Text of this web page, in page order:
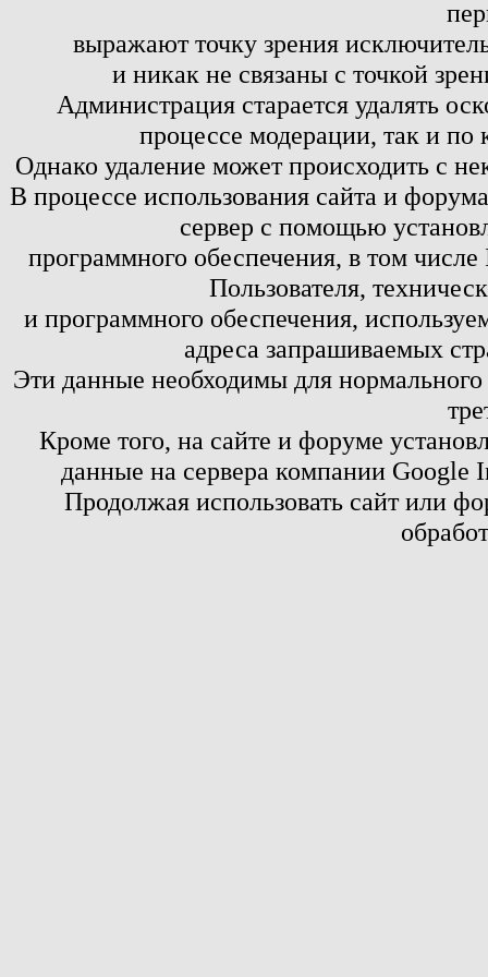
выражают точку зрения
и никак не связаны с точкой
Администрация старается удалять
процессе модерации, так и по
Однако удаление может происходить с
В процессе использования сайта и
сервер с помощью
программного обеспечения, в том
Пользователя,
и программного обеспечения,
адреса запрашиваемых
Эти данные необходимы для
Кроме того, на сайте и форуме
данные на сервера компании
Продолжая использовать сайт или